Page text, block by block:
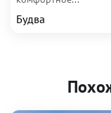
Будва